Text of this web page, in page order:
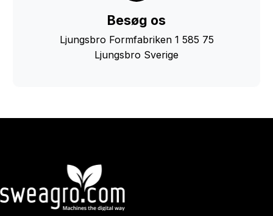
Besøg os
Ljungsbro Formfabriken 1 585 75
Ljungsbro Sverige